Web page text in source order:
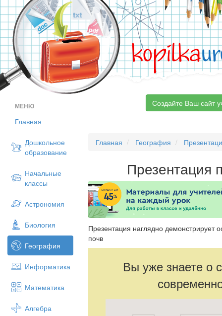
kopilka
МЕНЮ
Главная
Дошкольное
образование
Начальные
классы
Астрономия
Биология
География
Информатика
Математика
Алгебра
Создайте Ваш сайт
Главная География
Презентация
Презентация наглядно демонстрирует
почв
Вы уже знаете о